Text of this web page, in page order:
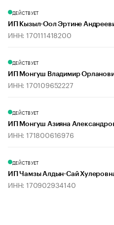
ДЕЙСТВУЕТ
ИП Кызыл-Оол Эртине
ИНН: 170111418200
ДЕЙСТВУЕТ
ИП Монгуш Владимир
ИНН: 170109652227
ДЕЙСТВУЕТ
ИП Монгуш Азияна
ИНН: 171800616976
ДЕЙСТВУЕТ
ИП Чамзы Алдын-Сай
ИНН: 170902934140